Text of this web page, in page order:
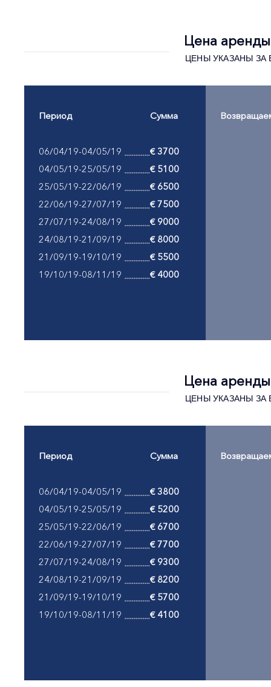
Цена
ЦЕНЫ УКАЗАНЫ ЗА
Период Сумма
06/04/19-04/05/19
€ 3700
04/05/19-25/05/19
€ 5100
25/05/19-22/06/19
€ 6500
22/06/19-27/07/19
€ 7500
27/07/19-24/08/19
€ 9000
24/08/19-21/09/19
€ 8000
21/09/19-19/10/19
€ 5500
19/10/19-08/11/19
€ 4000
Цена
ЦЕНЫ УКАЗАНЫ ЗА
Период Сумма
06/04/19-04/05/19
€ 3800
04/05/19-25/05/19
€ 5200
25/05/19-22/06/19
€ 6700
22/06/19-27/07/19
€ 7700
27/07/19-24/08/19
€ 9300
24/08/19-21/09/19
€ 8200
21/09/19-19/10/19
€ 5700
19/10/19-08/11/19
€ 4100